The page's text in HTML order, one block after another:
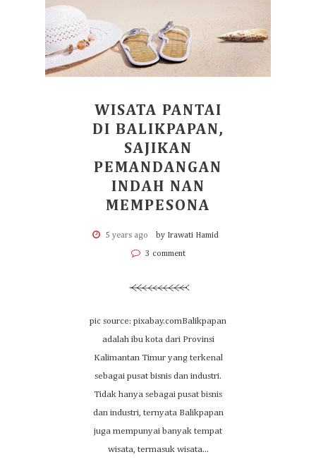
WISATA PANTAI
DI BALIKPAPAN,
SAJIKAN
PEMANDANGAN
INDAH NAN
MEMPESONA
5 years ago by Irawati Hamid
3 comment
pic source: pixabay.comBalikpapan
adalah ibu kota dari Provinsi
Kalimantan Timur yang terkenal
sebagai pusat bisnis dan industri.
Tidak hanya sebagai pusat bisnis
dan industri, ternyata Balikpapan
juga mempunyai banyak tempat
wisata, termasuk wisata...